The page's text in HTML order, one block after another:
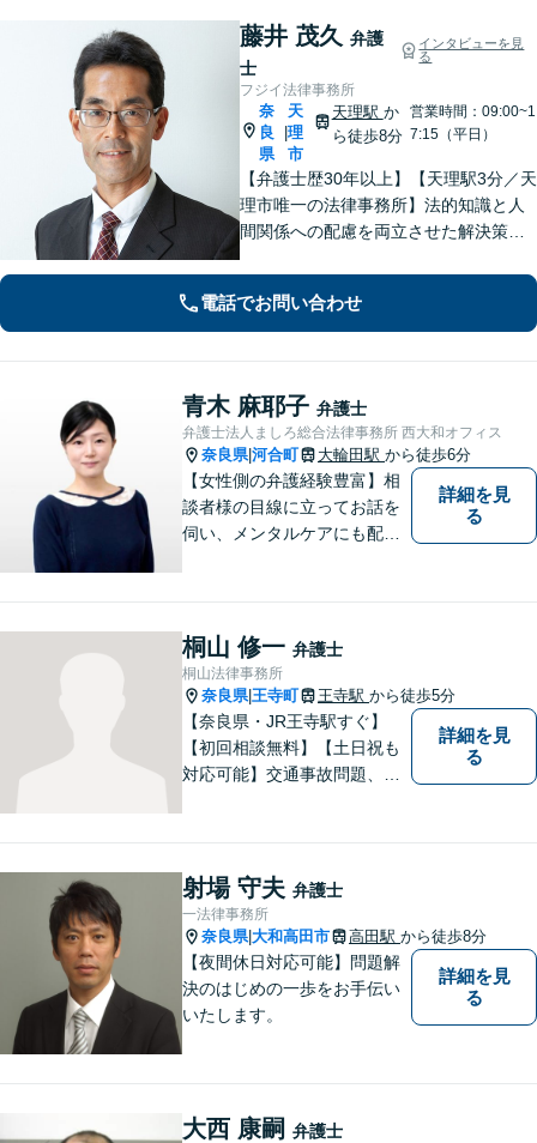
藤井 茂久 弁護
士
インタビューを見
る
フジイ法律事務所
奈
良
県
天
理
市
天理駅 か
ら徒歩8分
営業時間：09:00~1
7:15（平日）
【弁護士歴30年以上】【天理駅3分／天
理市唯一の法律事務所】法的知識と人
間関係への配慮を両立させた解決策を
法書士・不動産鑑定士など」相続に関
わる問題を総合的に解決へ導きます
電話でお問い合わせ
青木 麻耶子 弁護士
弁護士法人ましろ総合法律事務所 西大和オフィス
奈良県|河合町 大輪田駅 から徒歩6分
【女性側の弁護経験豊富】相
談者様の目線に立ってお話を
伺い、メンタルケアにも配慮
策をご提案【LINE利用可】
【平日夜間、土日祝日、応相
談】
詳細を見
る
桐山 修一 弁護士
桐山法律事務所
奈良県|王寺町 王寺駅 から徒歩5分
【奈良県・JR王寺駅すぐ】
【初回相談無料】【土日祝も
対応可能】交通事故問題、遺
提供しています。
詳細を見
る
射場 守夫 弁護士
一法律事務所
奈良県|大和高田市 高田駅 から徒歩8分
【夜間休日対応可能】問題解
決のはじめの一歩をお手伝い
いたします。
詳細を見
る
大西 康嗣 弁護士